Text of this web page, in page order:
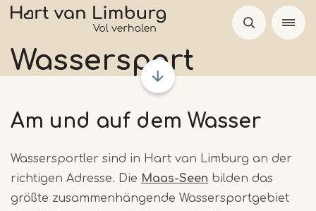
Skip
main
content
Wassersport
Am und auf dem Wasser
Wassersportler sind in Hart van Limburg an der
richtigen Adresse. Die Maas-Seen bilden das
größte zusammenhängende Wassersportgebiet